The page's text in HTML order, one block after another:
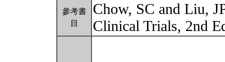
參考書
目
Chow, SC and Liu,
Clinical Trials, 2nd